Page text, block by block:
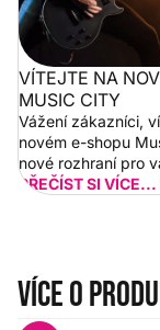
VÍTEJTE NA
MUSIC CITY
Vážení zákazníci,
novém e-shopu
nové rozhraní pro
a rychlejší.
PŘEČÍST SI VÍCE...
Více o